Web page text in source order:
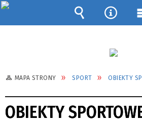
MAPA STRONY SPORT OBIEKTY
OBIEKTY